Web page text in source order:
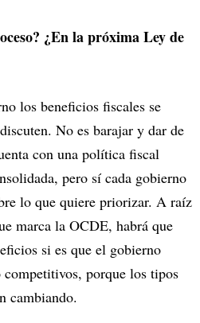
¿En la próxima Ley de
los beneficios fiscales se
No es barajar y dar de
con una política fiscal
pero sí cada gobierno
lo que quiere priorizar. A raíz
marca la OCDE, habrá que
si es que el gobierno
competitivos, porque los tipos
cambiando.